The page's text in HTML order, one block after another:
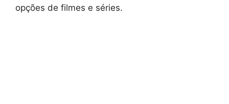
opções de filmes e séries.